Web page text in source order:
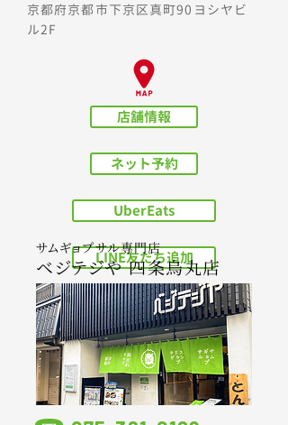
京都府京都市下京区真町90ヨシヤビ
ル2F
店舗情報
ネット予約
UberEats
LINE友だち追加
サムギョプサル専門店
ベ ジテジや 四条烏丸店